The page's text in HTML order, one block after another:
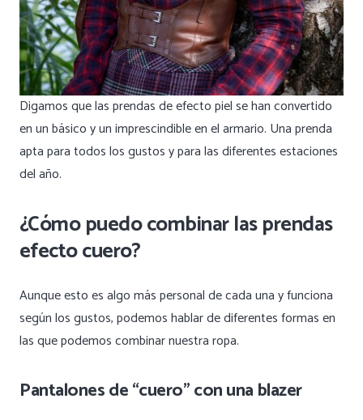
Digamos que las prendas de efecto piel se han convertido
en un básico y un imprescindible en el armario. Una prenda
apta para todos los gustos y para las diferentes estaciones
del año.
¿Cómo puedo combinar las prendas
efecto cuero?
Aunque esto es algo más personal de cada una y funciona
según los gustos, podemos hablar de diferentes formas en
las que podemos combinar nuestra ropa.
Pantalones de “cuero” con una blazer